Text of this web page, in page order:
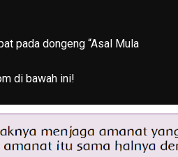
pada dongeng “Asal Mula
di bawah ini!